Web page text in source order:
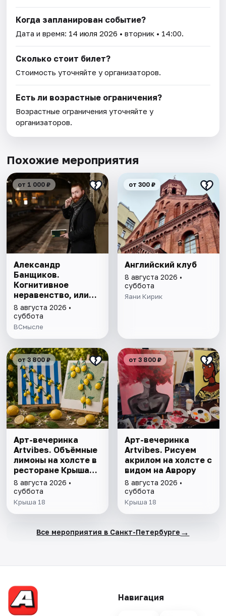
Когда запланирован событие?
Дата и время: 14 июля 2026 • вторник • 14:00.
Сколько стоит билет?
Стоимость уточняйте у организаторов.
Есть ли возрастные ограничения?
Возрастные ограничения уточняйте у
организаторов.
Похожие мероприятия
от 1 000 ₽
Александр
Банщиков.
Когнитивное
неравенство, или
почему умные
умнеют, а глупые
глупеют
8 августа 2026 •
суббота
ВСмысле
от 300 ₽
Английский клуб
8 августа 2026 •
суббота
Яани Кирик
от 3 800 ₽
Арт-вечеринка
Artvibes. Объёмные
лимоны на холсте в
ресторане Крыша
18
8 августа 2026 •
суббота
Крыша 18
от 3 800 ₽
Арт-вечеринка
Artvibes. Рисуем
акрилом на холсте с
видом на Аврору
8 августа 2026 •
суббота
Крыша 18
Все мероприятия в Санкт-Петербурге →
Навигация